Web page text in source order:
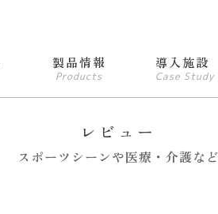
製品情報
Products
導入施設
Case Study
レビュー
スポーツシーンや医療・介護など